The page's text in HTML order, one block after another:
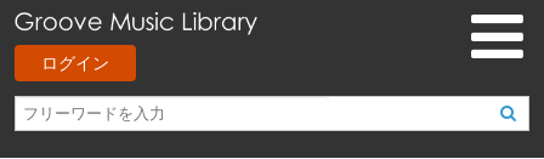
ログイン